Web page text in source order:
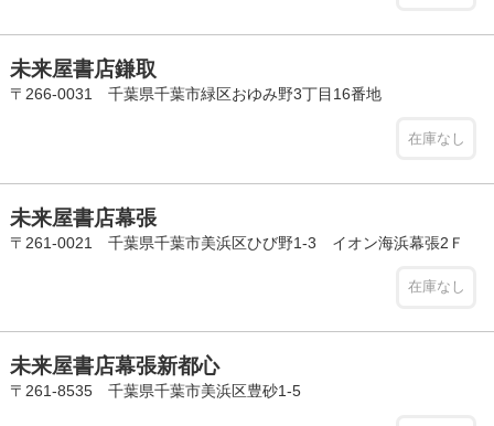
未来屋書店鎌取
〒266-0031 千葉県千葉市緑区おゆみ野3丁目16番地
在庫なし
未来屋書店幕張
〒261-0021 千葉県千葉市美浜区ひび野1-3 イオン海浜幕張2Ｆ
在庫なし
未来屋書店幕張新都心
〒261-8535 千葉県千葉市美浜区豊砂1-5